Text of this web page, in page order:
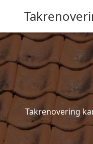
Takrenovering